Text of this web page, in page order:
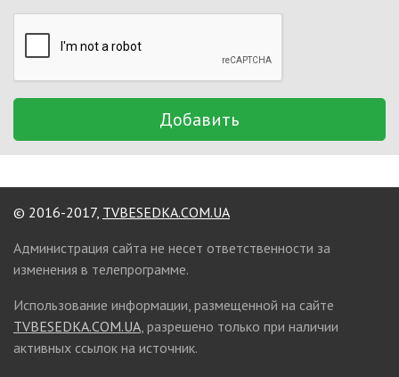
Добавить
© 2016-2017, TVBESEDKA.COM.UA
Администрация сайта не несет ответственности за
изменения в телепрограмме.
Использование информации, размещенной на сайте
TVBESEDKA.COM.UA, разрешено только при наличии
активных ссылок на источник.